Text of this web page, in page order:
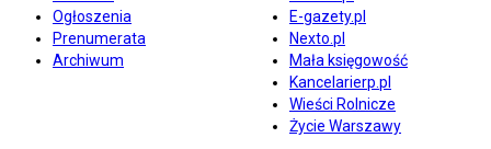
Ogłoszenia
Prenumerata
Archiwum
E-gazety.pl
Nexto.pl
Mała księgowość
Kancelarierp.pl
Wieści Rolnicze
Życie Warszawy